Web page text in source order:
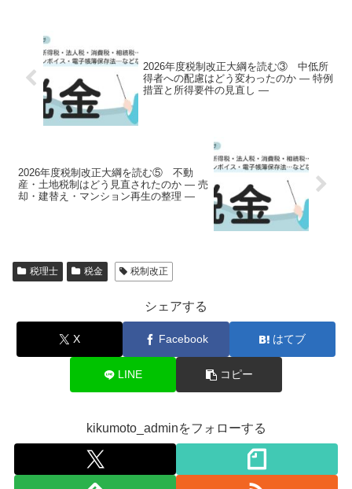
2026年度税制改正大綱を読む③ 中低所
得者への配慮はどう変わったのか ― 特例
措置と所得要件の見直し ―
2026年度税制改正大綱を読む⑤ 不動
産・土地税制はどう見直されたのか ― 売
却・建替え・マンション再生の整理 ―
税理士 税金 税制改正
シェアする
X Facebook はてブ
LINE コピー
kikumoto_adminをフォローする